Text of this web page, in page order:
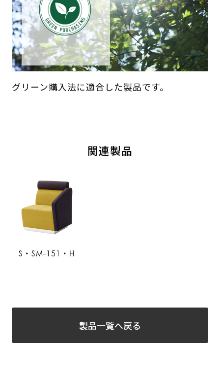
グリーン購入法に適合した製品です。
関連製品
S・SM-151・H
製品一覧へ戻る